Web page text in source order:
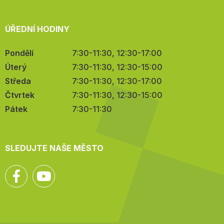
ÚŘEDNÍ HODINY
Pondělí
7:30-11:30, 12:30-17:00
Úterý
7:30-11:30, 12:30-15:00
Středa
7:30-11:30, 12:30-17:00
Čtvrtek
7:30-11:30, 12:30-15:00
Pátek
7:30-11:30
SLEDUJTE NAŠE MĚSTO
Facebook